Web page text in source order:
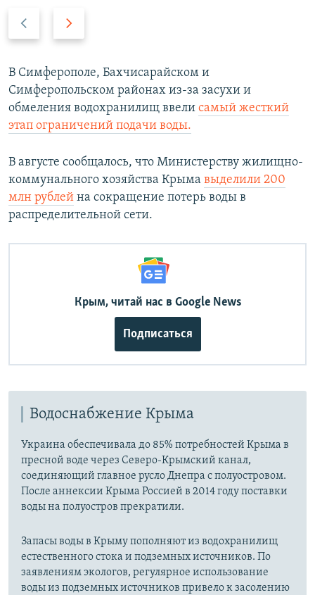
д
ы
д
у
и
й
с
л
й
д
у
ю
щ
й
с
л
а
д
В Симферополе, Бахчисарайском и
Симферопольском районах из-за засухи и
обмеления водохранилищ ввели самый жесткий
этап ограничений подачи воды.
В августе сообщалось, что Министерству жилищно-
коммунального хозяйства Крыма выделили 200
млн рублей на сокращение потерь воды в
распределительной сети.
Крым, читай нас в Google News
Подписаться
Водоснабжение Крыма
Украина обеспечивала до 85% потребностей Крыма в
пресной воде через Северо-Крымский канал,
соединяющий главное русло Днепра с полуостровом.
После аннексии Крыма Россией в 2014 году поставки
воды на полуостров прекратили.
Запасы воды в Крыму пополняют из водохранилищ
естественного стока и подземных источников. По
заявлениям экологов, регулярное использование
воды из подземных источников привело к засолению